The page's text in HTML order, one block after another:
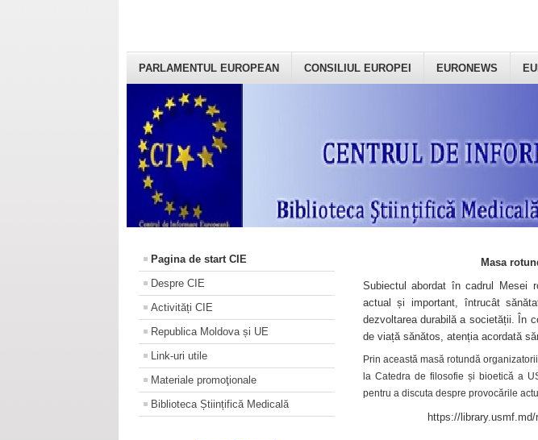
PARLAMENTUL EUROPEAN CONSILIUL EUROPEI EURONEWS
Pagina de start CIE
Despre CIE
Activități CIE
Republica Moldova și UE
Link-uri utile
Materiale promoţionale
Biblioteca Științifică Medicală
Masa
Subiectul abordat în cadrul Mesei
actual și important, întrucât
dezvoltarea durabilă a societății. În
de viață sănătos, atenția acordată
Prin această masă rotundă
la Catedra de filosofie și bioetică a
pentru a discuta despre provocările
https://